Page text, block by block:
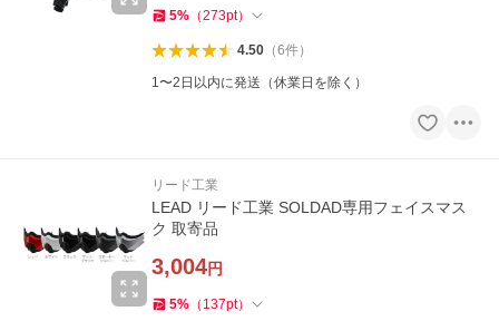
5% （273pt）
4.50（6件）
1〜2日以内に発送（休業日を除く）
リード工業
LEAD リード工業 SOLDAD専用フェイスマス
ク 取寄品
3,004円
5% （ 137pt）